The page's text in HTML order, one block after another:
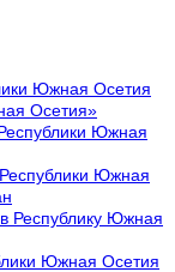
Южная Осетия
Осетия»
Южная
Южная
Республику Южная
Южная Осетия